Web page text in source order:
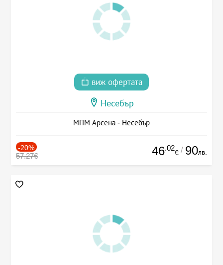
виж офертата
Несебър
МПМ Арсена - Несебър
-20%
57.27€ 46.02
€ / 90лв.